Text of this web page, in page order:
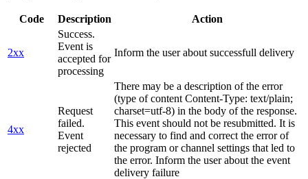
Code Description Action
2xx
Success.
Event is
accepted for
processing
Inform the user about successfull delivery
4xx
Request
failed.
Event
rejected
There may be a description of the error
(type of content Content-Type: text/plain;
charset=utf-8) in the body of the response.
This event should not be resubmitted. It is
necessary to find and correct the error of
the program or channel settings that led to
the error. Inform the user about the event
delivery failure